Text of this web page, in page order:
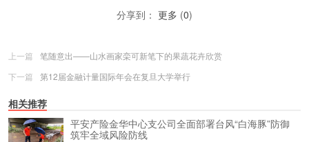
分享到： 更多 (0)
上一篇
笔随意出——山水画家栾可新笔下的果蔬花卉欣赏
下一篇
第12届金融计量国际年会在复旦大学举行
相关推荐
平安产险金华中心支公司全面部署台风“白海豚”防御
筑牢全域风险防线